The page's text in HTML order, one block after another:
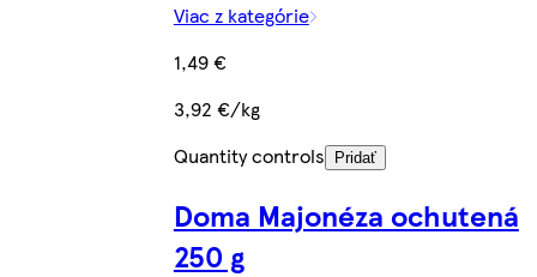
Viac z kategórie
1,49 €
3,92 €/kg
Quantity controls
Pridať
Doma Majonéza ochutená
250 g